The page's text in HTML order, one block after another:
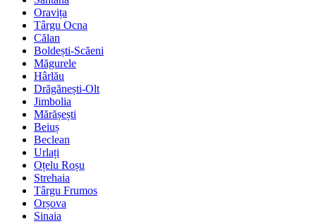
Oravița
Târgu Ocna
Călan
Boldești-Scăeni
Măgurele
Hârlău
Drăgănești-Olt
Jimbolia
Mărășești
Beiuș
Beclean
Urlați
Oțelu Roșu
Strehaia
Târgu Frumos
Orșova
Sinaia